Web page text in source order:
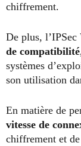
chiffrement.
De plus, l’IPSec
de compatibilité
systèmes
son utilisation
En matière de
vitesse de
chiffrement et